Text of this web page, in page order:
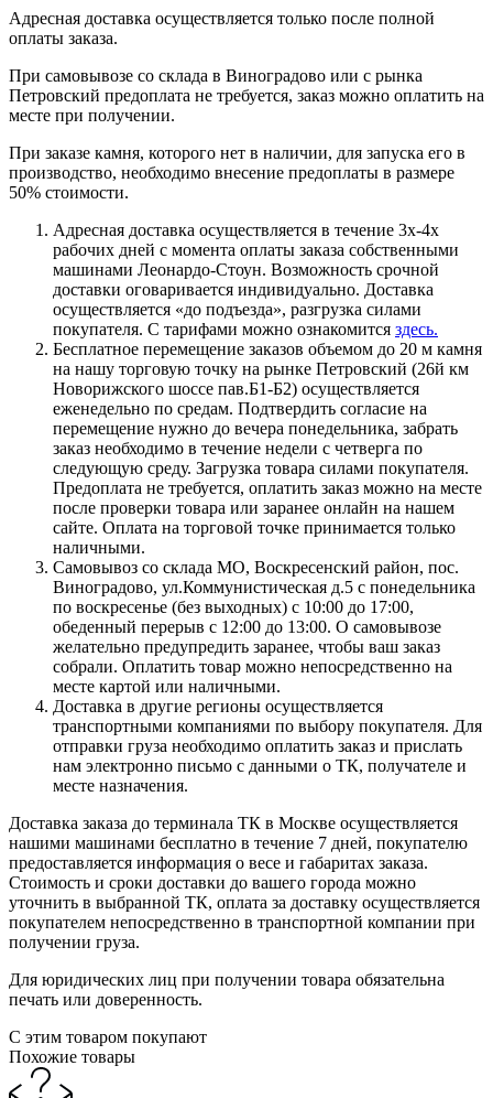
Адресная доставка осуществляется только после полной
оплаты заказа.
При самовывозе со склада в Виноградово или с рынка
Петровский предоплата не требуется, заказ можно оплатить на
месте при получении.
При заказе камня, которого нет в наличии, для запуска его в
производство, необходимо внесение предоплаты в размере
50% стоимости.
Адресная доставка осуществляется в течение 3х-4х
рабочих дней с момента оплаты заказа собственными
машинами Леонардо-Стоун. Возможность срочной
доставки оговаривается индивидуально. Доставка
осуществляется «до подъезда», разгрузка силами
покупателя. С тарифами можно ознакомится здесь.
Бесплатное перемещение заказов объемом до 20 м камня
на нашу торговую точку на рынке Петровский (26й км
Новорижского шоссе пав.Б1-Б2) осуществляется
еженедельно по средам. Подтвердить согласие на
перемещение нужно до вечера понедельника, забрать
заказ необходимо в течение недели с четверга по
следующую среду. Загрузка товара силами покупателя.
Предоплата не требуется, оплатить заказ можно на месте
после проверки товара или заранее онлайн на нашем
сайте. Оплата на торговой точке принимается только
наличными.
Самовывоз со склада МО, Воскресенский район, пос.
Виноградово, ул.Коммунистическая д.5 с понедельника
по воскресенье (без выходных) с 10:00 до 17:00,
обеденный перерыв с 12:00 до 13:00. О самовывозе
желательно предупредить заранее, чтобы ваш заказ
собрали. Оплатить товар можно непосредственно на
месте картой или наличными.
Доставка в другие регионы осуществляется
транспортными компаниями по выбору покупателя. Для
отправки груза необходимо оплатить заказ и прислать
нам электронно письмо с данными о ТК, получателе и
месте назначения.
Доставка заказа до терминала ТК в Москве осуществляется
нашими машинами бесплатно в течение 7 дней, покупателю
предоставляется информация о весе и габаритах заказа.
Стоимость и сроки доставки до вашего города можно
уточнить в выбранной ТК, оплата за доставку осуществляется
покупателем непосредственно в транспортной компании при
получении груза.
Для юридических лиц при получении товара обязательна
печать или доверенность.
С этим товаром покупают
Похожие товары